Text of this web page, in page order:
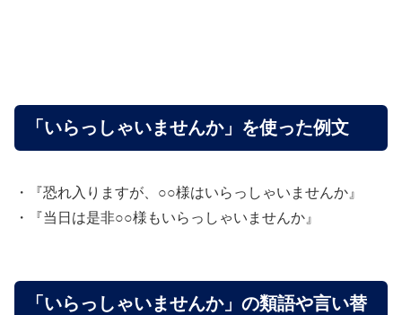
「いらっしゃいませんか」を使った例文
・『恐れ入りますが、○○様はいらっしゃいませんか』
・『当日は是非○○様もいらっしゃいませんか』
「いらっしゃいませんか」の類語や言い替